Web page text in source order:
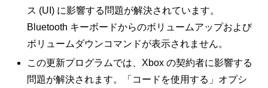
ス (UI) に影響する問題が解決されています。
Bluetooth キーボードからのボリュームアップおよび
ボリュームダウンコマンドが表示されません。
この更新プログラムでは、Xbox の契約者に影響する
問題が解決されます。「コードを使用する」オプシ